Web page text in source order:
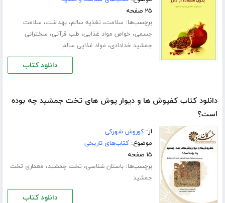
۲۵ صفحه
برچسب‌ها: سلامت، تغذیه سالم،بهداشت، سلامت
جسمی، خواص مواد غذایی، طب قرآنی، سخترانی
جمشید خدادادی، مواد غذایی سالم
دانلود کتاب
دانلود کتاب کفپوش ها و دیوار پوش های تخت جمشید چه بوده
است؟
از:کوروش شهرکی
موضوع:کتاب‌های تاریخی
۱۵ صفحه
برچسب‌ها:باستان شناسی، تخت چمشید، معماری تخت
جمشید
دانلود کتاب